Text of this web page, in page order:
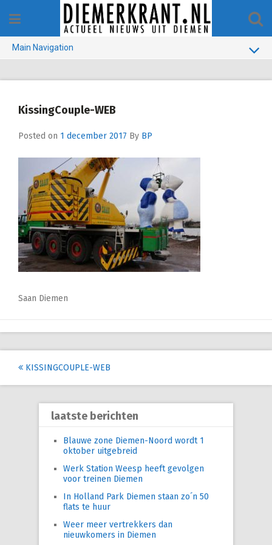
content
Main Navigation
1970-1990
VERKIEZINGEN
COLOFON
KissingCouple-WEB
Posted on 1 december 2017 By BP
Saan Diemen
Post
navigation
KISSINGCOUPLE-WEB
laatste berichten
Blauwe zone Diemen-Noord wordt 1
oktober uitgebreid
Werk Station Weesp heeft gevolgen
voor treinen Diemen
In Holland Park Diemen staan zo´n 50
flats te huur
Weer meer vertrekkers dan
nieuwkomers in Diemen